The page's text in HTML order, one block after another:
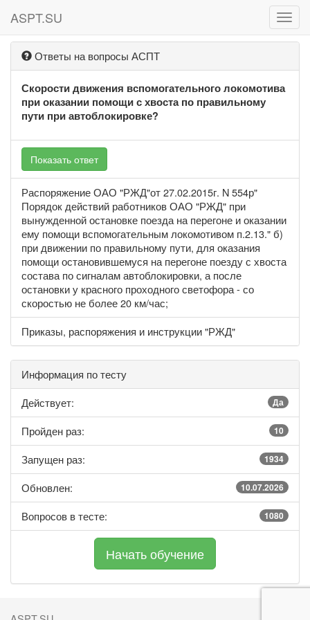
ASPT.SU
Ответы на вопросы АСПТ
Скорости движения вспомогательного локомотива
при оказании помощи с хвоста по правильному
пути при автоблокировке?
Показать ответ
Распоряжение ОАО "РЖД"от 27.02.2015г. N 554р"
Порядок действий работников ОАО "РЖД" при
вынужденной остановке поезда на перегоне и оказании
ему помощи вспомогательным локомотивом п.2.13." б)
при движении по правильному пути, для оказания
помощи остановившемуся на перегоне поезду с хвоста
состава по сигналам автоблокировки, а после
остановки у красного проходного светофора - со
скоростью не более 20 км/час;
Приказы, распоряжения и инструкции "РЖД"
Информация по тесту
Действует:
Да
Пройден раз: 10
Запущен раз: 1934
Обновлен: 10.07.2026
Вопросов в тесте: 1080